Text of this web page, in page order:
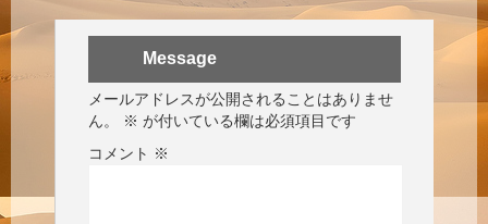
Message
メールアドレスが公開されることはありませ
ん。
※ が付いている欄は必須項目です
コメント ※